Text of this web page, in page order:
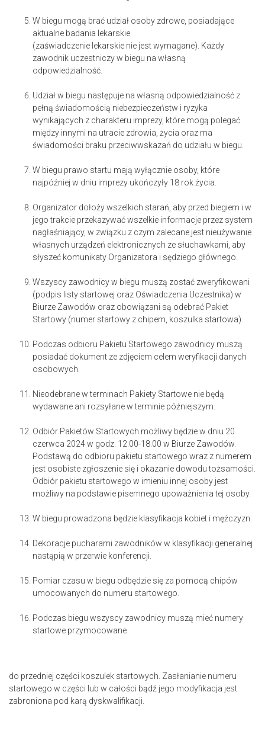
W biegu mogą brać udział osoby zdrowe, posiadające
aktualne badania lekarskie
(zaświadczenie lekarskie nie jest wymagane). Każdy
zawodnik uczestniczy w biegu na własną
odpowiedzialność.
Udział w biegu następuje na własną odpowiedzialność z
pełną świadomością niebezpieczeństw i ryzyka
wynikających z charakteru imprezy, które mogą polegać
między innymi na utracie zdrowia, życia oraz ma
świadomości braku przeciwwskazań do udziału w biegu.
W biegu prawo startu mają wyłącznie osoby, które
najpóźniej w dniu imprezy ukończyły 18 rok życia.
Organizator dołoży wszelkich starań, aby przed biegiem i w
jego trakcie przekazywać wszelkie informacje przez system
nagłaśniający, w związku z czym zalecane jest nieużywanie
własnych urządzeń elektronicznych ze słuchawkami, aby
słyszeć komunikaty Organizatora i sędziego głównego.
Wszyscy zawodnicy w biegu muszą zostać zweryfikowani
(podpis listy startowej oraz Oświadczenia Uczestnika) w
Biurze Zawodów oraz obowiązani są odebrać Pakiet
Startowy (numer startowy z chipem, koszulka startowa).
Podczas odbioru Pakietu Startowego zawodnicy muszą
posiadać dokument ze zdjęciem celem weryfikacji danych
osobowych.
Nieodebrane w terminach Pakiety Startowe nie będą
wydawane ani rozsyłane w terminie późniejszym.
Odbiór Pakietów Startowych możliwy będzie w dniu 20
czerwca 2024 w godz. 12.00-18.00 w Biurze Zawodów.
Podstawą do odbioru pakietu startowego wraz z numerem
jest osobiste zgłoszenie się i okazanie dowodu tożsamości.
Odbiór pakietu startowego w imieniu innej osoby jest
możliwy na podstawie pisemnego upoważnienia tej osoby.
W biegu prowadzona będzie klasyfikacja kobiet i mężczyzn.
Dekoracje pucharami zawodników w klasyfikacji generalnej
nastąpią w przerwie konferencji.
Pomiar czasu w biegu odbędzie się za pomocą chipów
umocowanych do numeru startowego.
Podczas biegu wszyscy zawodnicy muszą mieć numery
startowe przymocowane
do przedniej części koszulek startowych. Zasłanianie numeru
startowego w części lub w całości bądź jego modyfikacja jest
zabroniona pod karą dyskwalifikacji.